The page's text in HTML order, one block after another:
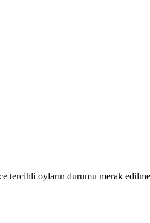
tercihli oyların durumu merak